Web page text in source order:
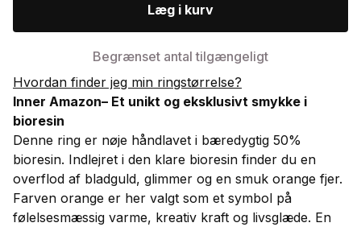
Læg i kurv
Begrænset antal tilgængeligt
Hvordan finder jeg min ringstørrelse?
Inner Amazon– Et unikt og eksklusivt smykke i
bioresin
Denne ring er nøje håndlavet i bæredygtig 50%
bioresin. Indlejret i den klare bioresin finder du en
overflod af bladguld, glimmer og en smuk orange fjer.
Farven orange er her valgt som et symbol på
følelsesmæssig varme, kreativ kraft og livsglæde. En